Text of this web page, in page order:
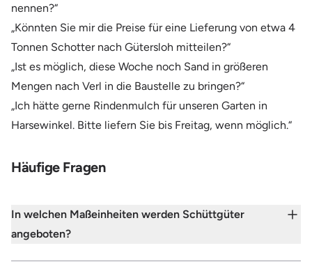
nennen?“
„Könnten Sie mir die Preise für eine Lieferung von etwa 4
Tonnen Schotter nach Gütersloh mitteilen?“
„Ist es möglich, diese Woche noch Sand in größeren
Mengen nach Verl in die Baustelle zu bringen?“
„Ich hätte gerne Rindenmulch für unseren Garten in
Harsewinkel. Bitte liefern Sie bis Freitag, wenn möglich.“
Häufige Fragen
In welchen Maßeinheiten werden Schüttgüter
angeboten?